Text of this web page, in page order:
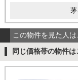
この物件を見た人
同じ価格帯の物件は